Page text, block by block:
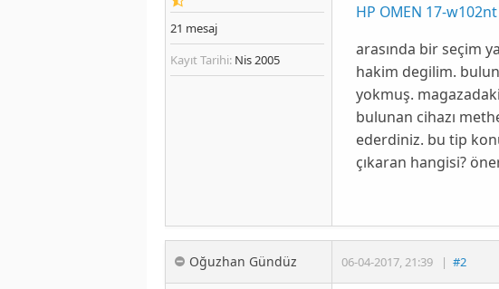
21 mesaj
Kayıt Tarihi: Nis 2005
HP OMEN 17-
arasında bir seçim
hakim degilim.
yokmuş.
bulunan cihazı
ederdiniz. bu tip
çıkaran hangisi?
Oğuzhan Gündüz 06-04-2017,21:39 | #2